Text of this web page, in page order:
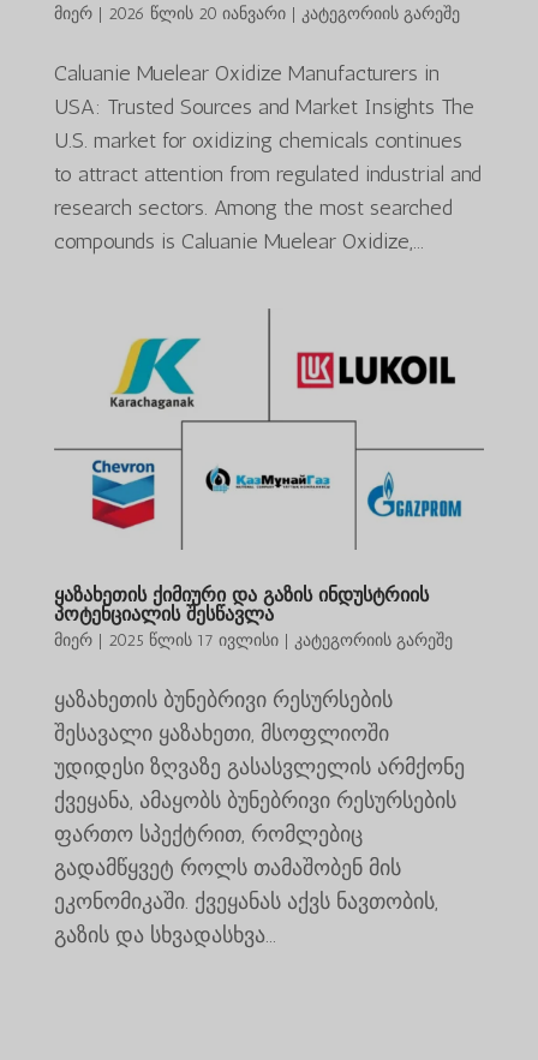
მიერ | 2026 წლის 20 იანვარი| კატეგორიის გარეშე
Caluanie Muelear Oxidize Manufacturers in
USA: Trusted Sources and Market Insights The
U.S. market for oxidizing chemicals continues
to attract attention from regulated industrial and
research sectors. Among the most searched
compounds is Caluanie Muelear Oxidize,...
ყაზახეთის ქიმიური და გაზის ინდუსტრიის
პოტენციალის შესწავლა
მიერ 2025 წლის 17 ივლისი| კატეგორიის გარეშე
ყაზახეთის ბუნებრივი რესურსების
შესავალი ყაზახეთი, მსოფლიოში
უდიდესი ზღვაზე გასასვლელის არმქონე
ქვეყანა, ამაყობს ბუნებრივი რესურსების
ფართო სპექტრით, რომლებიც
გადამწყვეტ როლს თამაშობენ მის
ეკონომიკაში. ქვეყანას აქვს ნავთობის,
გაზის და სხვადასხვა...